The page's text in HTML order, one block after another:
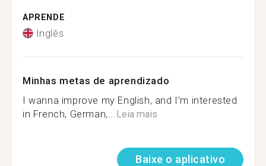
APRENDE
Inglês
Minhas metas de aprendizado
I wanna improve my English, and I’m interested
in French, German,... Leia mais
Baixe o aplicativo